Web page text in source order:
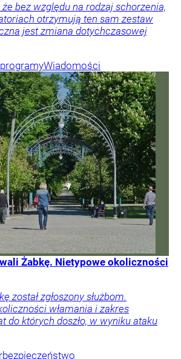
bez względu na rodzaj schorzenia,
otrzymują ten sam zestaw
jest zmiana dotychczasowej
Wiadomości
Żabkę. Nietypowe okoliczności
został zgłoszony służbom.
włamania i zakres
do których doszło, w wyniku ataku